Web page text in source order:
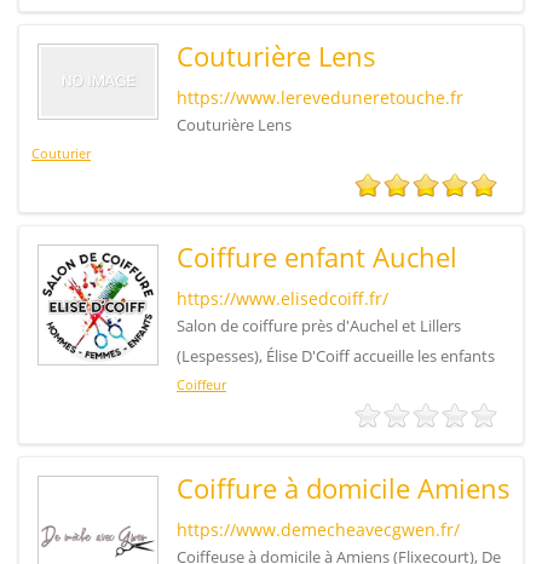
Couturière Lens
https://www.lereveduneretouche.fr
Couturière Lens
Couturier
Coiffure enfant Auchel
https://www.elisedcoiff.fr/
Salon de coiffure près d'Auchel et Lillers
(Lespesses), Élise D'Coiff accueille les enfants
Coiffeur
Coiffure à domicile Amiens
https://www.demecheavecgwen.fr/
Coiffeuse à domicile à Amiens (Flixecourt), De